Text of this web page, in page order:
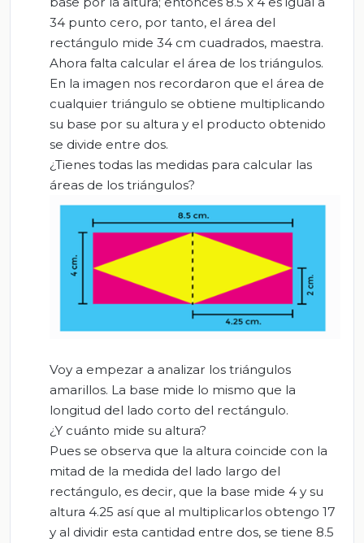
34 punto cero, por tanto, el área del
rectángulo mide 34 cm cuadrados, maestra.
Ahora falta calcular el área de los triángulos.
En la imagen nos recordaron que el área de
cualquier triángulo se obtiene multiplicando
su base por su altura y el producto obtenido
se divide entre dos.
¿Tienes todas las medidas para calcular las
áreas de los triángulos?
Voy a empezar a analizar los triángulos
amarillos. La base mide lo mismo que la
longitud del lado corto del rectángulo.
¿Y cuánto mide su altura?
Pues se observa que la altura coincide con la
mitad de la medida del lado largo del
rectángulo, es decir, que la base mide 4 y su
altura 4.25 así que al multiplicarlos obtengo 17
y al dividir esta cantidad entre dos, se tiene 8.5